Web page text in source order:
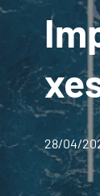
28/04/